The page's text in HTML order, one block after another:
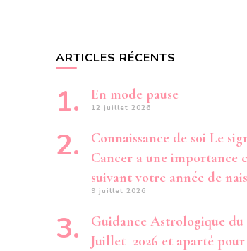
CROISÉE
JE
SUIS
RENDEZ
… »
ARTICLES RÉCENTS
En mode pause
12 juillet 2026
Connaissance de soi Le
Cancer a une importance
suivant votre année de
9 juillet 2026
Guidance Astrologique du
Juillet 2026 et aparté pour